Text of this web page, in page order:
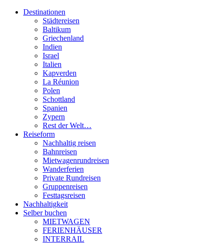
Destinationen
Städtereisen
Baltikum
Griechenland
Indien
Israel
Italien
Kapverden
La Réunion
Polen
Schottland
Spanien
Zypern
Rest der Welt…
Reiseform
Nachhaltig reisen
Bahnreisen
Mietwagenrundreisen
Wanderferien
Private Rundreisen
Gruppenreisen
Festtagsreisen
Nachhaltigkeit
Selber buchen
MIETWAGEN
FERIENHÄUSER
INTERRAIL